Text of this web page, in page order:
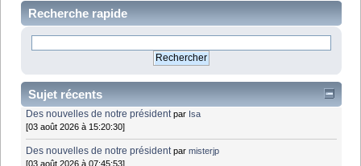
Recherche rapide
Sujet récents
Des nouvelles de notre président par Isa
[03 août 2026 à 15:20:30]
Des nouvelles de notre président parmisterjp
[03 août 2026 à 07:45:53]